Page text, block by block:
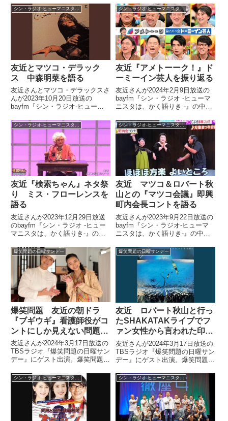
た。
井かおりさんのカバーアルバム
『MORE STANDARD』について
トーク。収録曲を聞きながらトー
クをしていく中で中山美穂さんの
『WAKU WAKUさせて』カバー
について重点的に話していまし
た。
シン・ラジオ-ヒューマニスタは、かく語りき -
友近とマツコ・デラック
ス 中森明菜を語る
友近さんとマツコ・デラックスさ
んが2023年10月20日放送の
bayfm『シン・ラジオ-ヒューマ
好きな中森明菜さんについて話し
ていました。
シン・ラジオ-ヒューマニスタは、かく語りき -
友近『アメトーーク！』ド
ーミーイン芸人を振り返る
友近さんが2024年2月9日放送の
bayfm『シン・ラジオ -ヒューマ
ニスタは、かく語りき -』の中で
ク！』ドーミーイン芸人について
話していました。
友近『検索ちゃん』ネタ祭
り ミス・フローレンスを
語る
友近さんが2023年12月29日放送
のbayfm『シン・ラジオ -ヒュー
マニスタは、かく語りき-』の中
祭りを振り返り。「青春グラビテ
ィー」というタイトルでミス・フ
ローレンスという往年のダンサー
を演じたネタについて、話してい
ました。
シン・ラジオ-ヒューマニスタは、かく語りき -
友近 マツコ＆ロバート秋
山との『マツコ会議』即興
町内会長コントを語る
友近さんが2023年9月22日放送の
bayfm『シン・ラジオ-ヒューマ
ニスタは、かく語りき-』の中で
た『マツコ会議』についてトー
ク。マツコ・デラックスさん、秋
山さんと3人で行った完全即興町
内会長コントなどについて話して
いました。
爆笑問題の日曜サンデー
爆笑問題 友近の朝ドラ
『ブギウギ』看護師役がコ
ントにしか見えない問題を
語る
友近さんが2024年3月17日放送の
TBSラジオ『爆笑問題の日曜サン
デー』にゲスト出演。爆笑問題の
護師役がコントでふざけているよ
うにしか見えないと言うことに対
して反論していました。
爆笑問題の日曜サンデー
友近 ロバート秋山と行っ
たSHAKATAKライブでフ
ァン女性から言われた印象
的な一言を語る
友近さんが2024年3月17日放送の
TBSラジオ『爆笑問題の日曜サン
デー』にゲスト出演。爆笑問題の
いて話す中で、ロバート秋山とビ
ルボードライブ東京に
SHAKATAKのライブを見に行っ
た際、SHAKATAKファンの女性
から言われた印象的な一言を紹介
していました。
シン・ラジオ-ヒューマニスタは、かく語りき - シン・ラジオ-ヒューマニスタは、かく語りき -